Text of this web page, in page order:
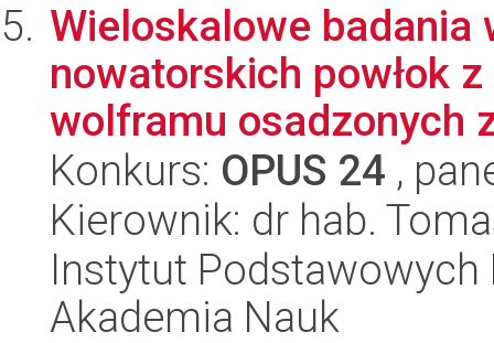
Wieloskalowe badania
nowatorskich powłok
wolframu osadzonych
Konkurs: OPUS 24 ,
Kierownik: dr hab.
Instytut
Akademia Nauk